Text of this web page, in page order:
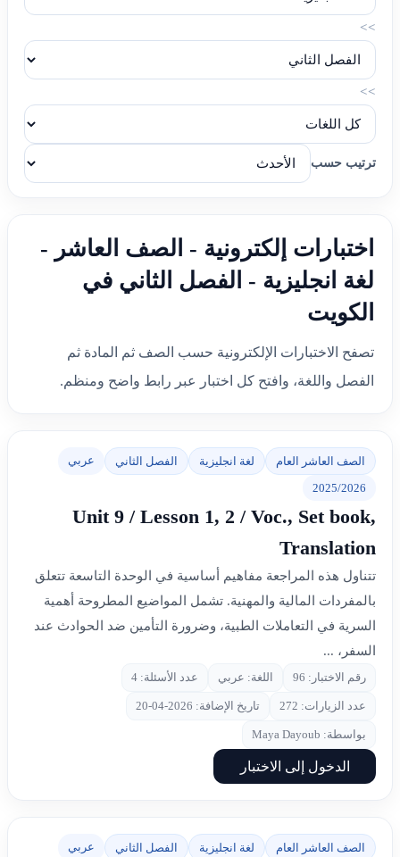
>>
>>
ترتيب حسب
اختبارات إلكترونية - الصف العاشر -
لغة انجليزية - الفصل الثاني في
الكويت
تصفح الاختبارات الإلكترونية حسب الصف ثم المادة ثم
الفصل واللغة، وافتح كل اختبار عبر رابط واضح ومنظم.
الصف العاشر العام لغة انجليزية الفصل الثاني عربي
2025/2026
Unit 9 / Lesson 1, 2 / Voc., Set book,
Translation
تتناول هذه المراجعة مفاهيم أساسية في الوحدة التاسعة تتعلق
بالمفردات المالية والمهنية. تشمل المواضيع المطروحة أهمية
السرية في التعاملات الطبية، وضرورة التأمين ضد الحوادث عند
السفر، ...
رقم الاختبار: 96 اللغة: عربي عدد الأسئلة: 4
عدد الزيارات: 272 تاريخ الإضافة: 2026-04-20
بواسطة: Maya Dayoub
الدخول إلى الاختبار
الصف العاشر العام لغة انجليزية الفصل الثاني عربي